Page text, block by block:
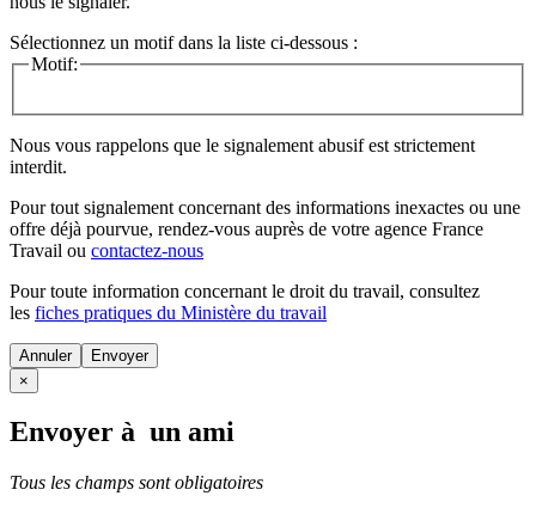
Sélectionnez un motif dans la liste ci-dessous :
Motif:
Nous vous rappelons que le signalement abusif est strictement
interdit.
Pour tout signalement concernant des informations inexactes ou une
offre déjà pourvue, rendez-vous auprès de votre agence France
Travail ou contactez-nous
Pour toute information concernant le droit du travail, consultez
les fiches pratiques du Ministère du travail
Annuler
×
Envoyer à un ami
Tous les champs sont obligatoires